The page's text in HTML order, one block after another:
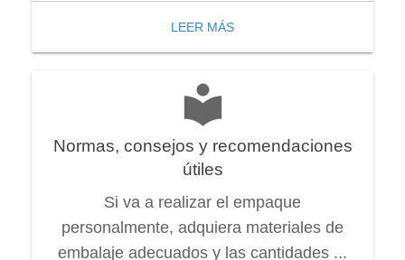
LEER MÁS
Normas, consejos y recomendaciones
útiles
Si va a realizar el empaque
personalmente, adquiera materiales de
embalaje adecuados y las cantidades ...